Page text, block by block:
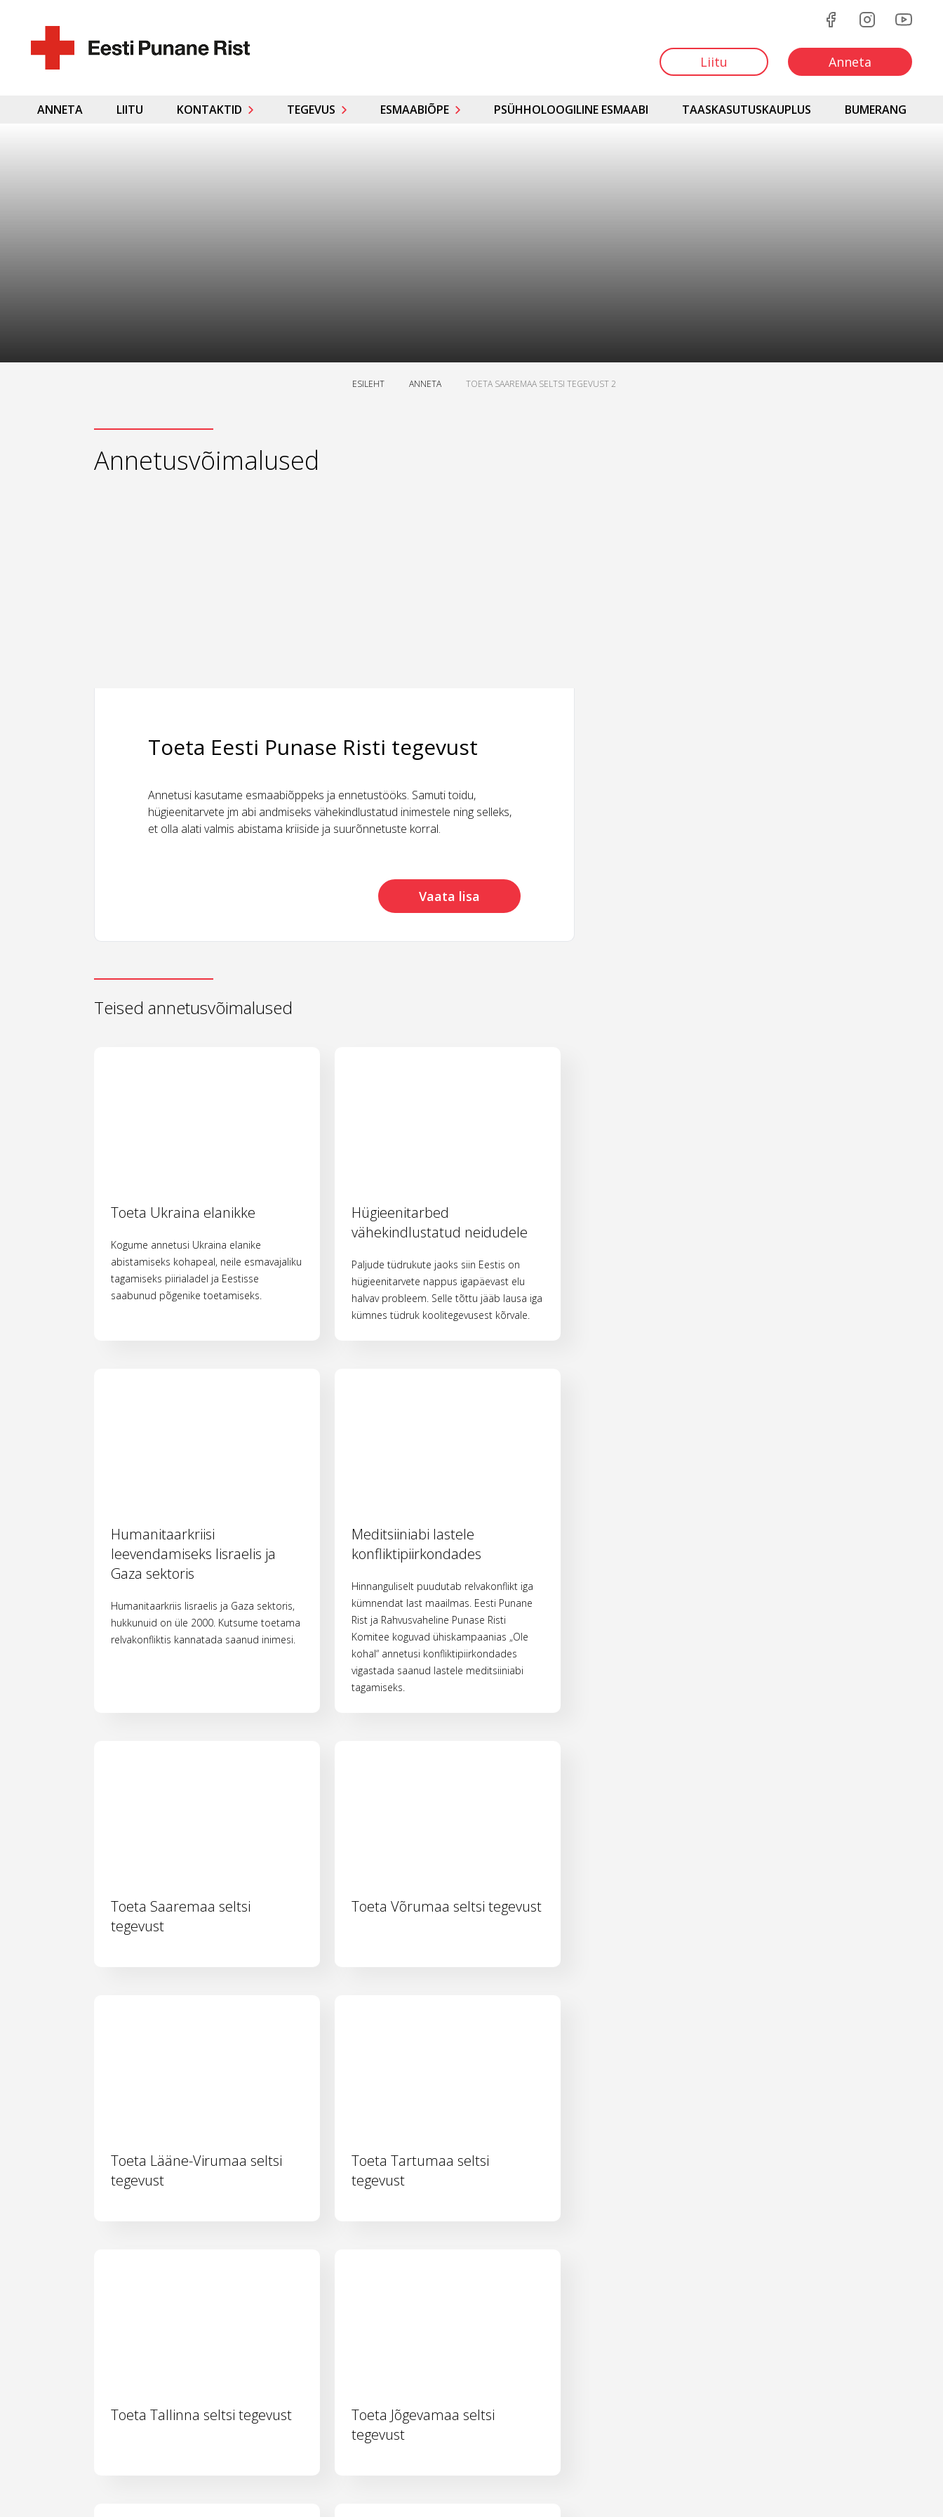
Liitu Anneta
ANNETA LIITU KONTAKTID TEGEVUS ESMAABIÕPE PSÜHHOLOOGILINE ESMAABI TAASKASUTUSKAUPLUS BUMERANG
ESILEHT ANNETA TOETA SAAREMAA SELTSI TEGEVUST 2
Annetusvõimalused
Toeta Eesti Punase Risti tegevust
Annetusi kasutame esmaabiõppeks ja ennetustööks. Samuti toidu,
hügieenitarvete jm abi andmiseks vähekindlustatud inimestele ning selleks,
et olla alati valmis abistama kriiside ja suurõnnetuste korral.
Vaata lisa
Teised annetusvõimalused
Toeta Ukraina elanikke
Kogume annetusi Ukraina elanike
abistamiseks kohapeal, neile esmavajaliku
tagamiseks piirialadel ja Eestisse
saabunud põgenike toetamiseks.
Hügieenitarbed
vähekindlustatud neidudele
Paljude tüdrukute jaoks siin Eestis on
hügieenitarvete nappus igapäevast elu
halvav probleem. Selle tõttu jääb lausa iga
kümnes tüdruk koolitegevusest kõrvale.
Humanitaarkriisi
leevendamiseks Iisraelis ja
Gaza sektoris
Humanitaarkriis Iisraelis ja Gaza sektoris,
hukkunuid on üle 2000. Kutsume toetama
relvakonfliktis kannatada saanud inimesi.
Meditsiiniabi lastele
konfliktipiirkondades
Hinnanguliselt puudutab relvakonflikt iga
kümnendat last maailmas. Eesti Punane
Rist ja Rahvusvaheline Punase Risti
Komitee koguvad ühiskampaanias „Ole
kohal“ annetusi konfliktipiirkondades
vigastada saanud lastele meditsiiniabi
tagamiseks.
Toeta Saaremaa seltsi
tegevust
Toeta Võrumaa seltsi tegevust
Toeta Lääne-Virumaa seltsi
tegevust
Toeta Tartumaa seltsi
tegevust
Toeta Tallinna seltsi tegevust
Toeta Jõgevamaa seltsi
tegevust